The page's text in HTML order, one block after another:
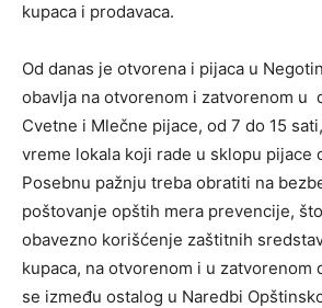
kupaca i prodavaca.
Od danas je otvorena i pijaca u
obavlja na otvorenom i zatvorenom u
Cvetne i Mlečne pijace, od 7 do 15
vreme lokala koji rade u sklopu pijace
Posebnu pažnju treba obratiti na
poštovanje opštih mera prevencije,
obavezno korišćenje zaštitnih
kupaca, na otvorenom i u zatvorenom
se između ostalog u Naredbi